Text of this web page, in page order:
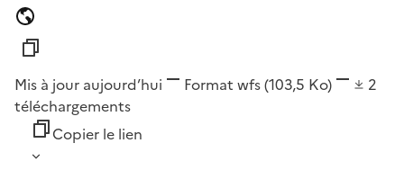
Mis à jour aujourd’hui Format wfs(103,5 Ko)
2
téléchargements
Copier le lien